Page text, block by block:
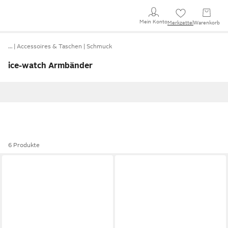
Mein KontoMerkzettel Warenkorb
… Accessoires & Taschen Schmuck
ice-watch Armbänder
6 Produkte